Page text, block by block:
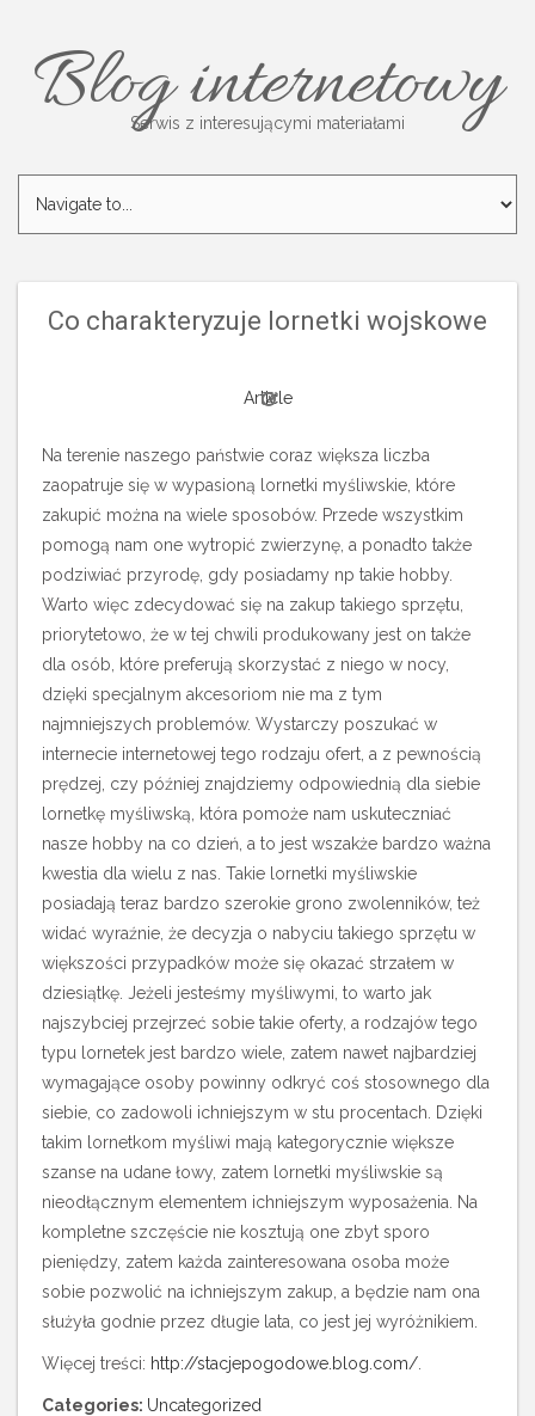
Blog internetowy
Serwis z interesującymi materiałami
Co charakteryzuje lornetki wojskowe
Article
Na terenie naszego państwie coraz większa liczba
zaopatruje się w wypasioną lornetki myśliwskie, które
zakupić można na wiele sposobów. Przede wszystkim
pomogą nam one wytropić zwierzynę, a ponadto także
podziwiać przyrodę, gdy posiadamy np takie hobby.
Warto więc zdecydować się na zakup takiego sprzętu,
priorytetowo, że w tej chwili produkowany jest on także
dla osób, które preferują skorzystać z niego w nocy,
dzięki specjalnym akcesoriom nie ma z tym
najmniejszych problemów. Wystarczy poszukać w
internecie internetowej tego rodzaju ofert, a z pewnością
prędzej, czy później znajdziemy odpowiednią dla siebie
lornetkę myśliwską, która pomoże nam uskuteczniać
nasze hobby na co dzień, a to jest wszakże bardzo ważna
kwestia dla wielu z nas. Takie lornetki myśliwskie
posiadają teraz bardzo szerokie grono zwolenników, też
widać wyraźnie, że decyzja o nabyciu takiego sprzętu w
większości przypadków może się okazać strzałem w
dziesiątkę. Jeżeli jesteśmy myśliwymi, to warto jak
najszybciej przejrzeć sobie takie oferty, a rodzajów tego
typu lornetek jest bardzo wiele, zatem nawet najbardziej
wymagające osoby powinny odkryć coś stosownego dla
siebie, co zadowoli ichniejszym w stu procentach. Dzięki
takim lornetkom myśliwi mają kategorycznie większe
szanse na udane łowy, zatem lornetki myśliwskie są
nieodłącznym elementem ichniejszym wyposażenia. Na
kompletne szczęście nie kosztują one zbyt sporo
pieniędzy, zatem każda zainteresowana osoba może
sobie pozwolić na ichniejszym zakup, a będzie nam ona
służyła godnie przez długie lata, co jest jej wyróżnikiem.
Więcej treści: http://stacjepogodowe.blog.com/
Categories: Uncategorized